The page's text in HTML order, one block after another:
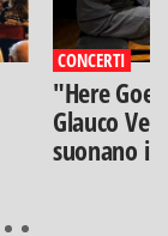
CONCERTI
"Here
Glauco
suonano i